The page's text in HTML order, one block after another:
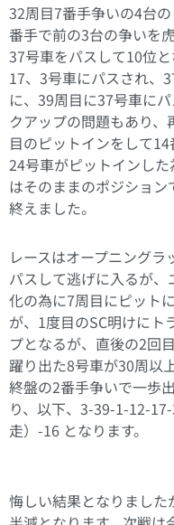
32周目7番手争いの4台
番手で前の3台の争いを
37号車をパスして10位
17、3号車にパスされ、
に、39周目に37号車に
クアップの問題もあり
目のピットインをして
24号車がピットインし
はそのままのポジショ
終えました。
レースはオープニング
パスして逃げに入るが
化の為に7周目にピット
が、1度目のSC明けにト
プとなるが、直後の2回
躍り出た8号車が30周以
終盤の2番手争いで一歩
り、以下、3-39-1-12-
走）-16 となります。
悔しい結果となりまし